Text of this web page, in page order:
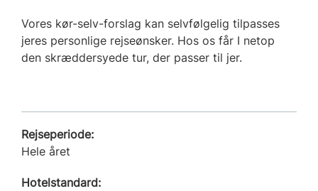
Vores kør-selv-forslag kan selvfølgelig tilpasses
jeres personlige rejseønsker. Hos os får I netop
den skræddersyede tur, der passer til jer.
Rejseperiode:
Hele året
Hotelstandard: